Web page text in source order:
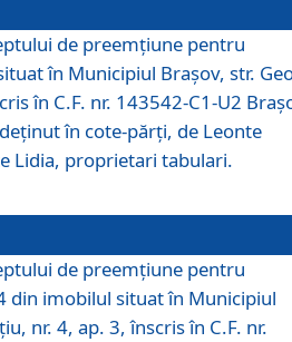
de preemţiune pentru
în Municipiul Braşov, str.
în C.F. nr. 143542-C1-U2
în cote-părți, de Leonte
Lidia, proprietari tabulari.
de preemţiune pentru
din imobilul situat în Municipiul
nr. 4, ap. 3, înscris în C.F. nr.